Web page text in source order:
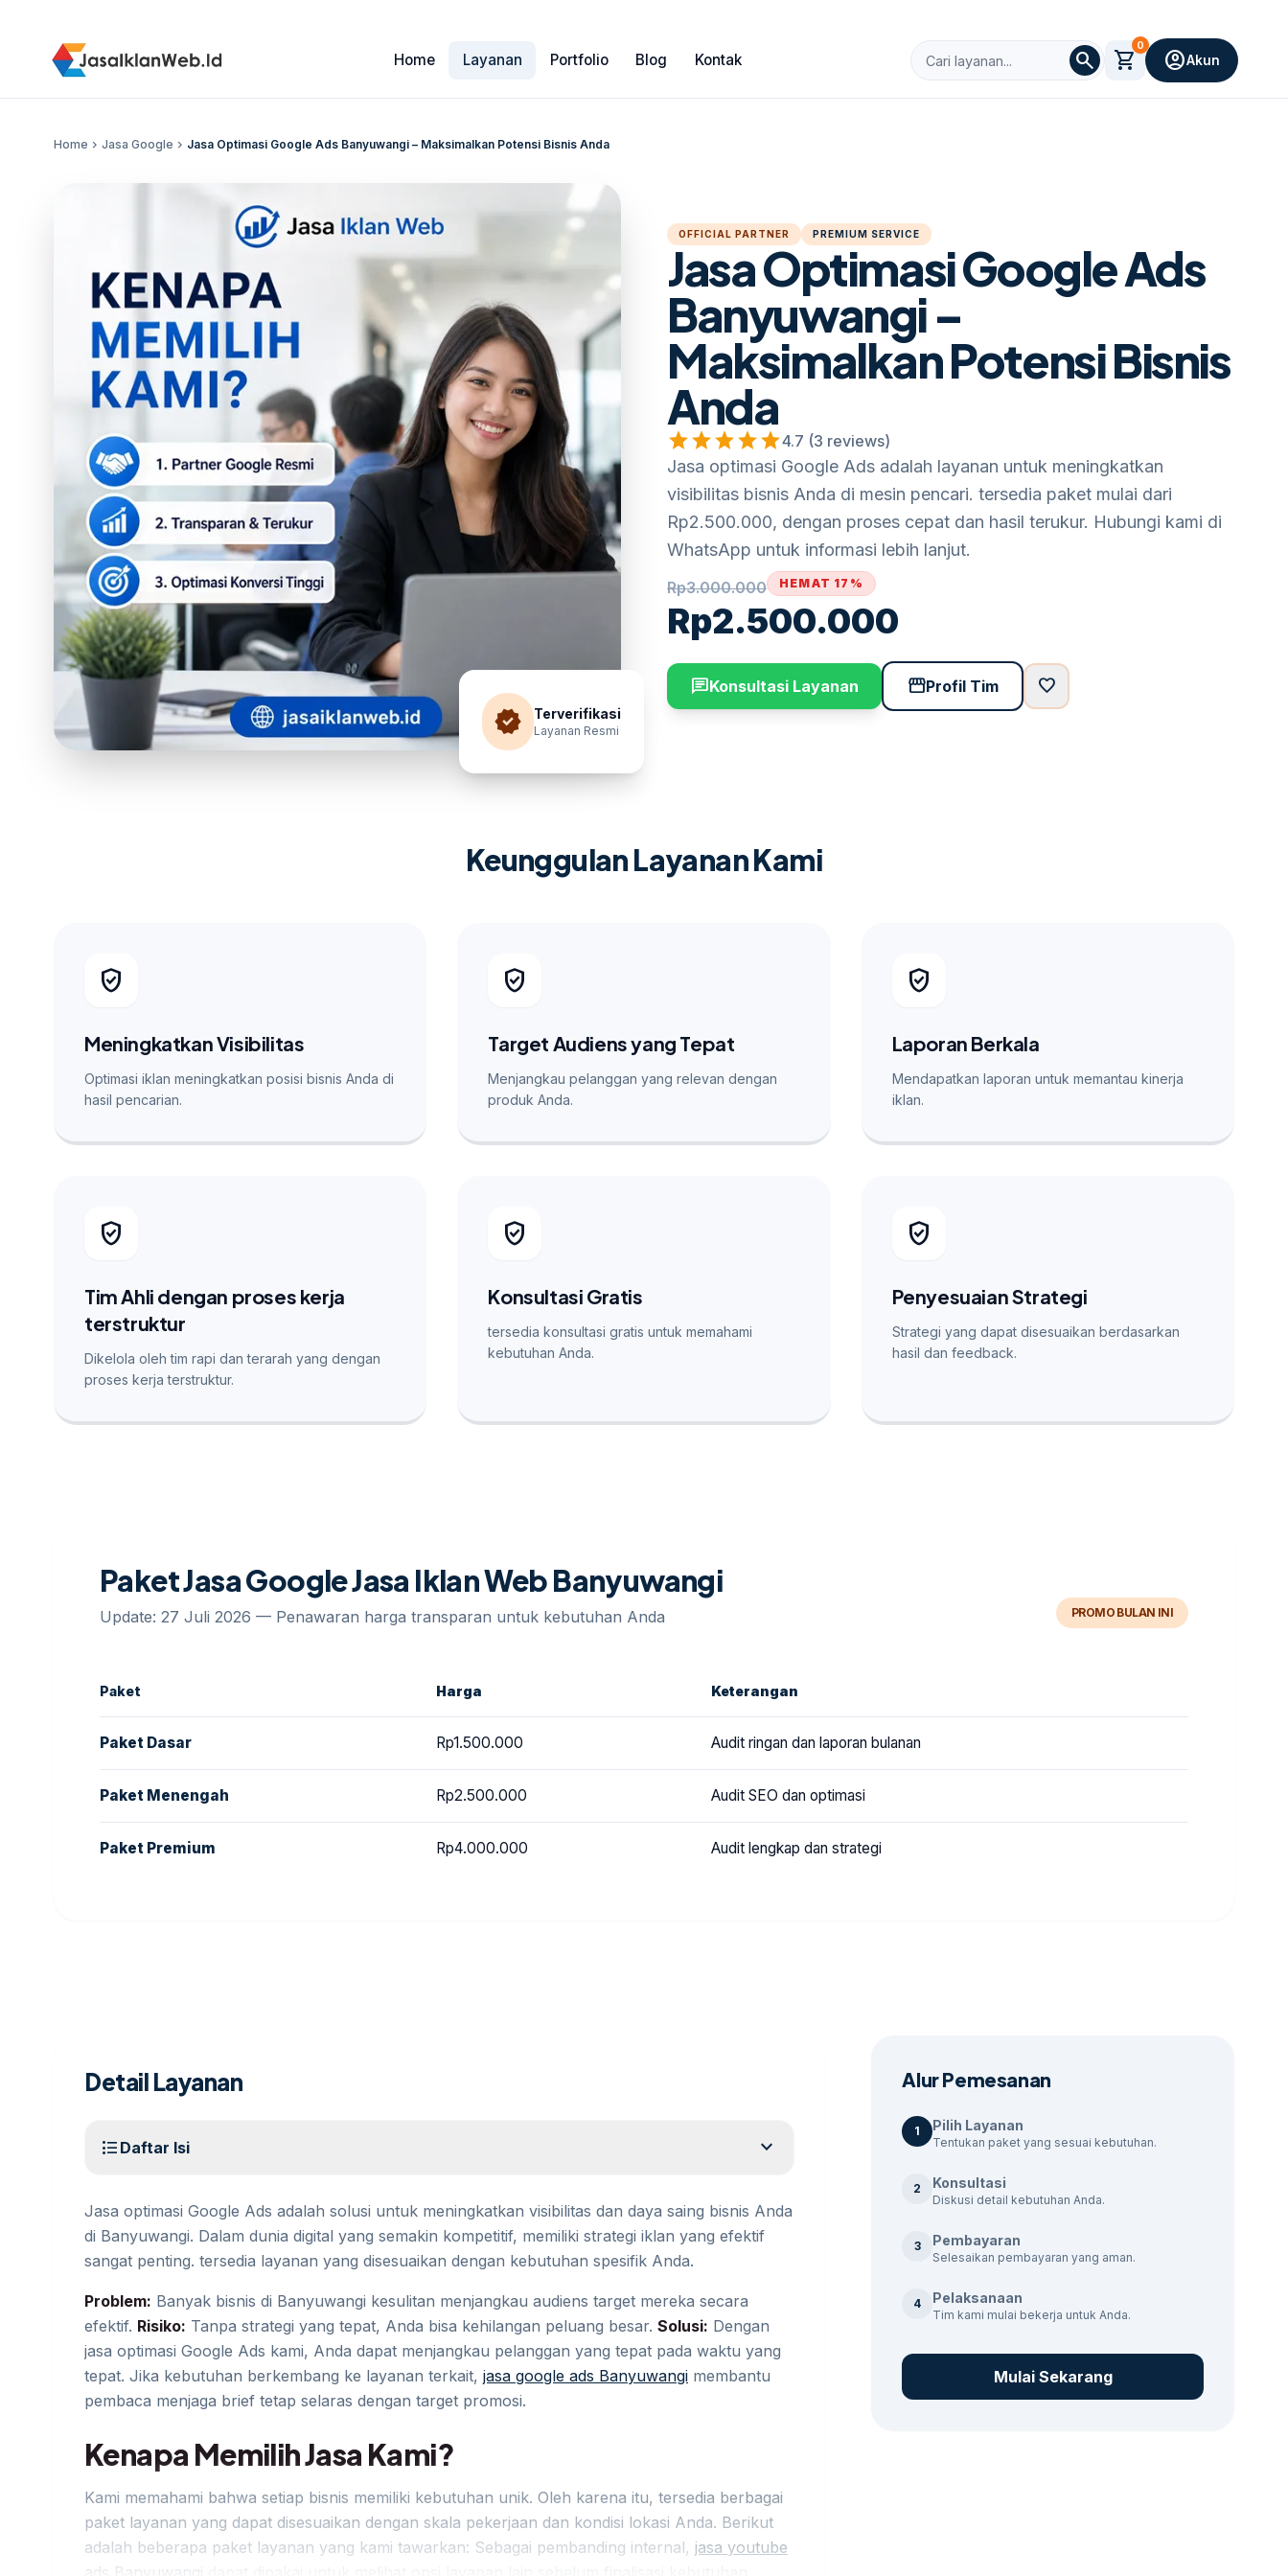
Home Layanan Portfolio Blog Kontak search shopping_cart
0
account_circleAkun
Home chevron_right Jasa Google chevron_right Jasa Optimasi Google Ads Banyuwangi – Maksimalkan Potensi Bisnis Anda
verified Terverifikasi
Layanan Resmi
OFFICIAL PARTNER PREMIUM SERVICE
Jasa Optimasi Google Ads
Banyuwangi –
Maksimalkan Potensi Bisnis
Anda
starstarstarstarstar4.7 (3 reviews)
Jasa optimasi Google Ads adalah layanan untuk meningkatkan
visibilitas bisnis Anda di mesin pencari. tersedia paket mulai dari
Rp2.500.000, dengan proses cepat dan hasil terukur. Hubungi kami di
WhatsApp untuk informasi lebih lanjut.
Rp3.000.000
Rp2.500.000
HEMAT 17%
chatKonsultasi Layanan storefrontProfil Tim favorite
Keunggulan Layanan Kami
verified_user
Meningkatkan Visibilitas
Optimasi iklan meningkatkan posisi bisnis Anda di
hasil pencarian.
verified_user
Target Audiens yang Tepat
Menjangkau pelanggan yang relevan dengan
produk Anda.
verified_user
Laporan Berkala
Mendapatkan laporan untuk memantau kinerja
iklan.
verified_user
Tim Ahli dengan proses kerja
terstruktur
Dikelola oleh tim rapi dan terarah yang dengan
proses kerja terstruktur.
verified_user
Konsultasi Gratis
tersedia konsultasi gratis untuk memahami
kebutuhan Anda.
verified_user
Penyesuaian Strategi
Strategi yang dapat disesuaikan berdasarkan
hasil dan feedback.
Paket Jasa Google Jasa Iklan Web Banyuwangi
Update: 27 Juli 2026 — Penawaran harga transparan untuk kebutuhan Anda PROMO BULAN INI
Paket Harga Keterangan
Paket Dasar Rp1.500.000 Audit ringan dan laporan bulanan
Paket Menengah Rp2.500.000 Audit SEO dan optimasi
Paket Premium Rp4.000.000 Audit lengkap dan strategi
Detail Layanan
format_list_bulleted Daftar Isi expand_more
Jasa optimasi Google Ads adalah solusi untuk meningkatkan visibilitas dan daya saing bisnis Anda
di Banyuwangi. Dalam dunia digital yang semakin kompetitif, memiliki strategi iklan yang efektif
sangat penting. tersedia layanan yang disesuaikan dengan kebutuhan spesifik Anda.
Problem: Banyak bisnis di Banyuwangi kesulitan menjangkau audiens target mereka secara
efektif. Risiko: Tanpa strategi yang tepat, Anda bisa kehilangan peluang besar. Solusi: Dengan
jasa optimasi Google Ads kami, Anda dapat menjangkau pelanggan yang tepat pada waktu yang
tepat. Jika kebutuhan berkembang ke layanan terkait, jasa google ads Banyuwangi membantu
pembaca menjaga brief tetap selaras dengan target promosi.
Kenapa Memilih Jasa Kami?
Kami memahami bahwa setiap bisnis memiliki kebutuhan unik. Oleh karena itu, tersedia berbagai
paket layanan yang dapat disesuaikan dengan skala pekerjaan dan kondisi lokasi Anda. Berikut
adalah beberapa paket layanan yang kami tawarkan: Sebagai pembanding internal, jasa youtube
Alur Pemesanan
1 Pilih Layanan
Tentukan paket yang sesuai kebutuhan.
2 Konsultasi
Diskusi detail kebutuhan Anda.
3 Pembayaran
Selesaikan pembayaran yang aman.
4 Pelaksanaan
Tim kami mulai bekerja untuk Anda.
Mulai Sekarang